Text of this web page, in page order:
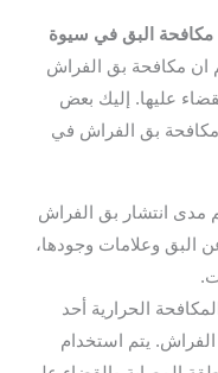
| مكافحة البق في سيوة
ان مكافحة بق الفراش
عليها. إليك بعض
بق الفراش في
مدى انتشار بق الفراش
البق وعلامات وجودها،
الحرارية أحد
يتم استخدام